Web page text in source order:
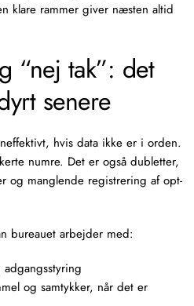
klare rammer giver næsten altid
“nej tak”: det
senere
hvis data ikke er i orden.
numre. Det er også dubletter,
og manglende registrering af opt-
bureauet arbejder med:
og samtykker, når det er